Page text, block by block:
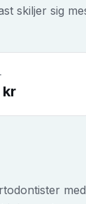
skiljer sig
kr
med